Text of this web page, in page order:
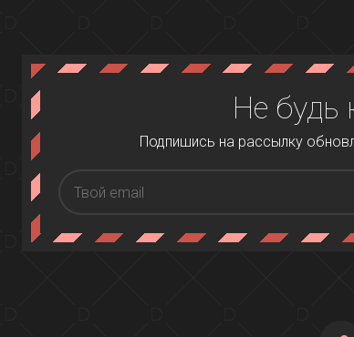
Не будь
Подпишись на рассылку